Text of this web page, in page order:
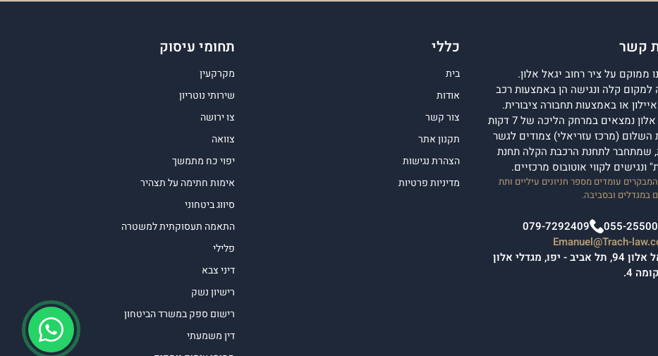
קשר
ממוקם על ציר רחוב יגאל אלון.
למקום קלה ונגישה הן באמצעות רכב
איילון או באמצעות תחבורה ציבורית.
מגדלי אלון נמצאים במרחק הליכה של 7 דקות
השלום (מרכז עזריאלי) צמודים לגשר
שמתחבר לתחנת הרכבת הקלה תחנת
ונגישים לקווי אוטובוס מרכזיים.
עומדים מספר חניונים עיליים ותת
במגדלים ובסביבה.
055-
079-7292409
Emanuel@Trach-
יגאל אלון 94, תל אביב - יפו, מגדלי אלון
כללי
בית
אודות
צור קשר
תקנון אתר
הצהרת נגישות
מדיניות פרטיות
תחומי עיסוק
מקרקעין
שירותי נוטריון
צו ירושה
צוואה
יפוי כח מתמשך
אימות חתימה על תצהיר
סיווג ביטחוני
התאמה תעסוקתית למשטרה
פלילי
דיני צבא
רישיון נשק
רישום ספק במשרד הביטחון
דין משמעתי